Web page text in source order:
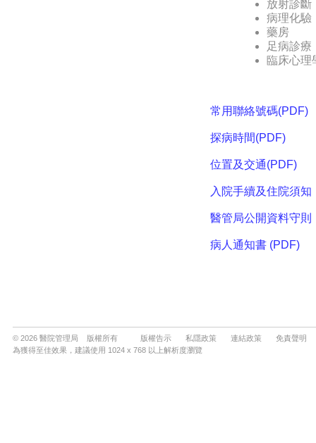
© 2026 醫院管理局 版權所有 版權告示 私隱政策 連結政策
免責聲明
為獲得至佳效果，建議使用 1024 x 768 以上解析度瀏覽